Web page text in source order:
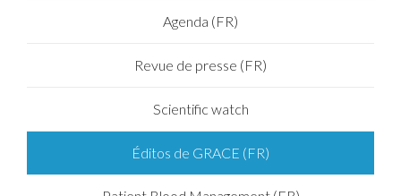
Agenda (FR)
Revue de presse (FR)
Scientific watch
Éditos de GRACE (FR)